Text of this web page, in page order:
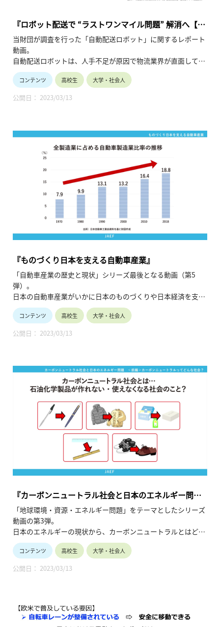
『ロボット配送で “ラストワンマイル問題” 解消へ【前
編】“ラストワンマイル問題”とは』
当財団が調査を行った「自動配送ロボット」に関するレポート
動画。
自動配送ロボットは、人手不足が原因で物流業界が直面してい
る“ラストワンマイル問題”を解決する一つの手段として期待を
集めています。
前編では“ラストワンマイル問題”の要因・背景、各種対応策の
現状に焦点を当て、解説しています。（令和3年8月公開、5分
コンテンツ 高校生 大学・社会人
公開日： 2023/03/13
『ものづくり日本を支える自動車産業』
「自動車産業の歴史と現状」シリーズ最後となる動画（第5
弾）。
日本の自動車産業がいかに日本のものづくりや日本経済を支え
ているかについて、自動車関連ビジネスに重要な「サプライチ
ェーン」の概要（構成する事業分野や就業者数の規模）などを
交え、解説しています。（令和2年10月公開）
コンテンツ 高校生 大学・社会人
公開日： 2023/03/13
『カーボンニュートラル社会と日本のエネルギー問題
<前編>カーボンニュートラルってどんな社会？』
「地球環境・資源・エネルギー問題」をテーマとしたシリーズ
動画の第3弾。
日本のエネルギーの現状から、カーボンニュートラルとはどう
いう社会を目指すことか、そしてその実現は可能なのか、どの
ような課題があるのかを考える内容です。（令和3年12月公
開、13分14秒）
コンテンツ 高校生 大学・社会人
公開日： 2023/03/13